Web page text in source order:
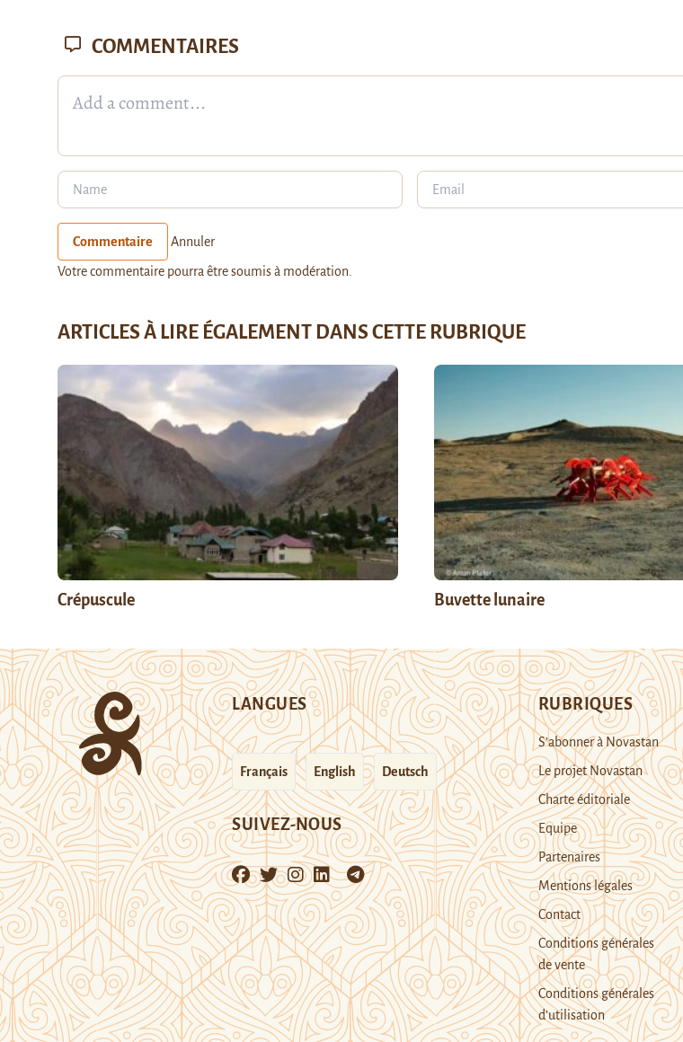
COMMENTAIRES
Commentaire Annuler
Votre commentaire pourra être soumis à modération.
ARTICLES À LIRE ÉGALEMENT DANS CETTE RUBRIQUE
Crépuscule Buvette lunaire
LANGUES
Français English Deutsch
SUIVEZ-NOUS
RUBRIQUES
S’abonner à Novastan
Le projet Novastan
Charte éditoriale
Equipe
Partenaires
Mentions légales
Contact
Conditions générales
de vente
Conditions générales
d’utilisation